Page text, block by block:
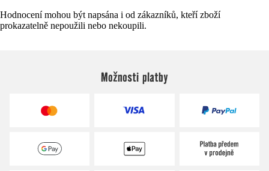
Hodnocení mohou být napsána i od zákazníků, kteří zboží
prokazatelně nepoužili nebo nekoupili.
Možnosti platby